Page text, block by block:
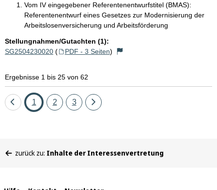
Vom IV eingegebener Referentenentwurfstitel (BMAS):
Referentenentwurf eines Gesetzes zur Modernisierung der
Arbeitslosenversicherung und Arbeitsförderung
Stellungnahmen/Gutachten (1):
SG2504230020 ( PDF - 3 Seiten)
Ergebnisse 1 bis 25 von 62
EineSeite
1 Seite
2 Seite
3
Eine
befinden
zurück zu: Inhalte der Interessenvertretung